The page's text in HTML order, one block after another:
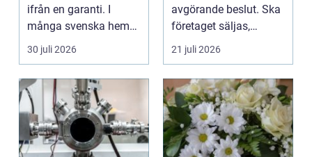
ifrån en garanti. I
många svenska hem
innehåller kranvatt...
30 juli 2026
avgörande beslut. Ska
företaget säljas,
generationsskiftas,...
21 juli 2026